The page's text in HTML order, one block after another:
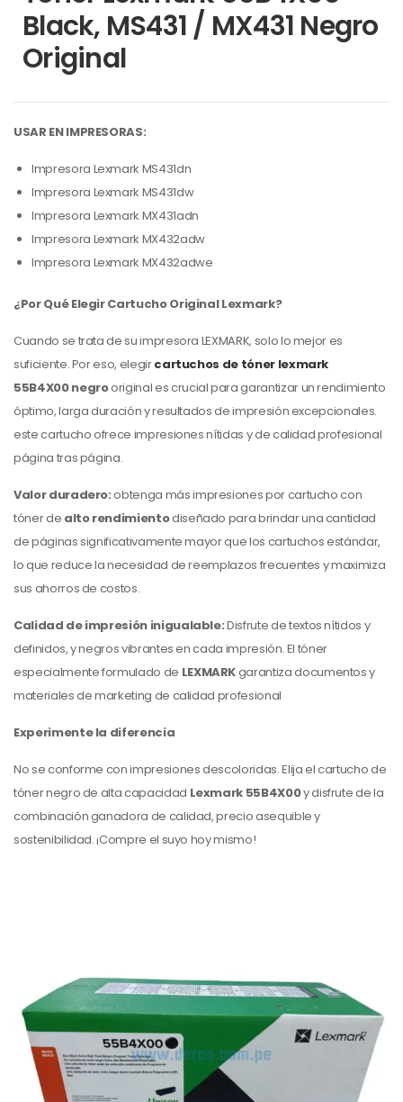
Black, MS431 / MX431 Negro
Original
USAR EN IMPRESORAS:
Impresora Lexmark MS431dn
Impresora Lexmark MS431dw
Impresora Lexmark MX431adn
Impresora Lexmark MX432adw
Impresora Lexmark MX432adwe
¿Por Qué Elegir Cartucho Original Lexmark?
Cuando se trata de su impresora LEXMARK, solo lo mejor es
suficiente. Por eso, elegircartuchos de tóner lexmark
55B4X00negrooriginal es crucial para garantizar un rendimiento
óptimo, larga duración y resultados de impresión excepcionales.
este cartucho ofrece impresiones nítidas y de calidad profesional
página tras página.
Valor duradero:obtenga más impresiones por cartucho con
tóner de alto rendimientodiseñado para brindar una cantidad
de páginas significativamente mayor que los cartuchos estándar,
lo que reduce la necesidad de reemplazos frecuentes y maximiza
sus ahorros de costos.
Calidad de impresión inigualable:Disfrute de textos nítidos y
definidos, y negros vibrantes en cada impresión. El tóner
especialmente formulado de LEXMARKgarantiza documentos y
materiales de marketing de calidad profesional
Experimente la diferencia
No se conforme con impresiones descoloridas. Elija el cartucho de
tóner negro de alta capacidad Lexmark 55B4X00y disfrute de la
combinación ganadora de calidad, precio asequible y
sostenibilidad. ¡Compre el suyo hoy mismo!